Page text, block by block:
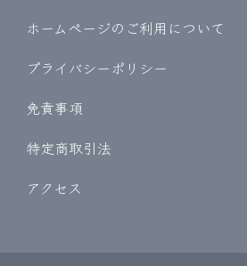
ホームページのご利用について
プライバシーポリシー
免責事項
特定商取引法
アクセス